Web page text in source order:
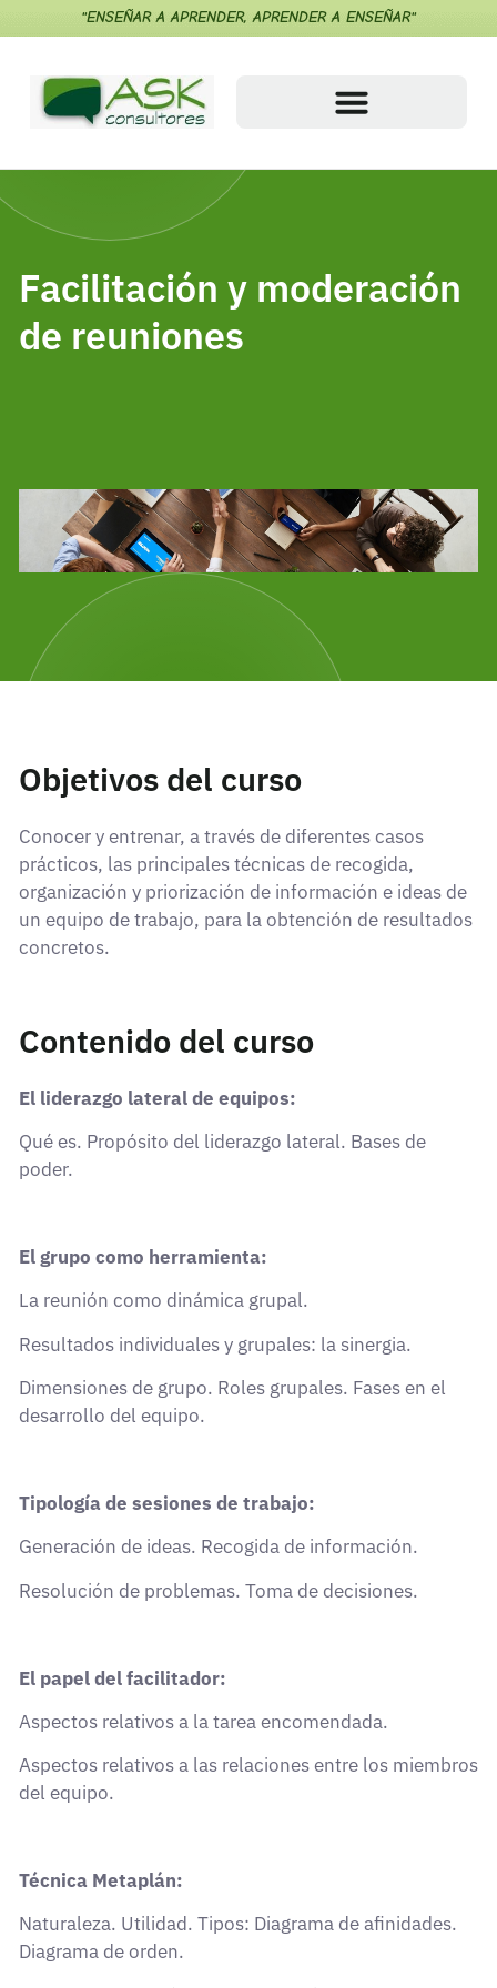
"ENSEÑAR A APRENDER, APRENDER A ENSEÑAR"
Facilitación y moderación
de reuniones
Objetivos del curso
Conocer y entrenar, a través de diferentes casos
prácticos, las principales técnicas de recogida,
organización y priorización de información e ideas de
un equipo de trabajo, para la obtención de resultados
concretos.
Contenido del curso
El liderazgo lateral de equipos:
Qué es. Propósito del liderazgo lateral. Bases de
poder.
El grupo como herramienta:
La reunión como dinámica grupal.
Resultados individuales y grupales: la sinergia.
Dimensiones de grupo. Roles grupales. Fases en el
desarrollo del equipo.
Tipología de sesiones de trabajo:
Generación de ideas. Recogida de información.
Resolución de problemas. Toma de decisiones.
El papel del facilitador:
Aspectos relativos a la tarea encomendada.
Aspectos relativos a las relaciones entre los miembros
del equipo.
Técnica Metaplán:
Naturaleza. Utilidad. Tipos: Diagrama de afinidades.
Diagrama de orden.